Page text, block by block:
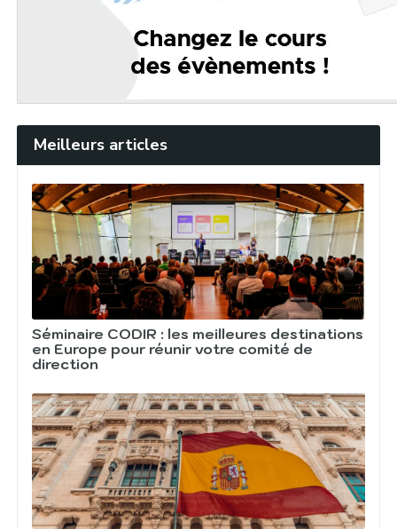
Meilleurs articles
Séminaire CODIR : les meilleures destinations
en Europe pour réunir votre comité de
direction